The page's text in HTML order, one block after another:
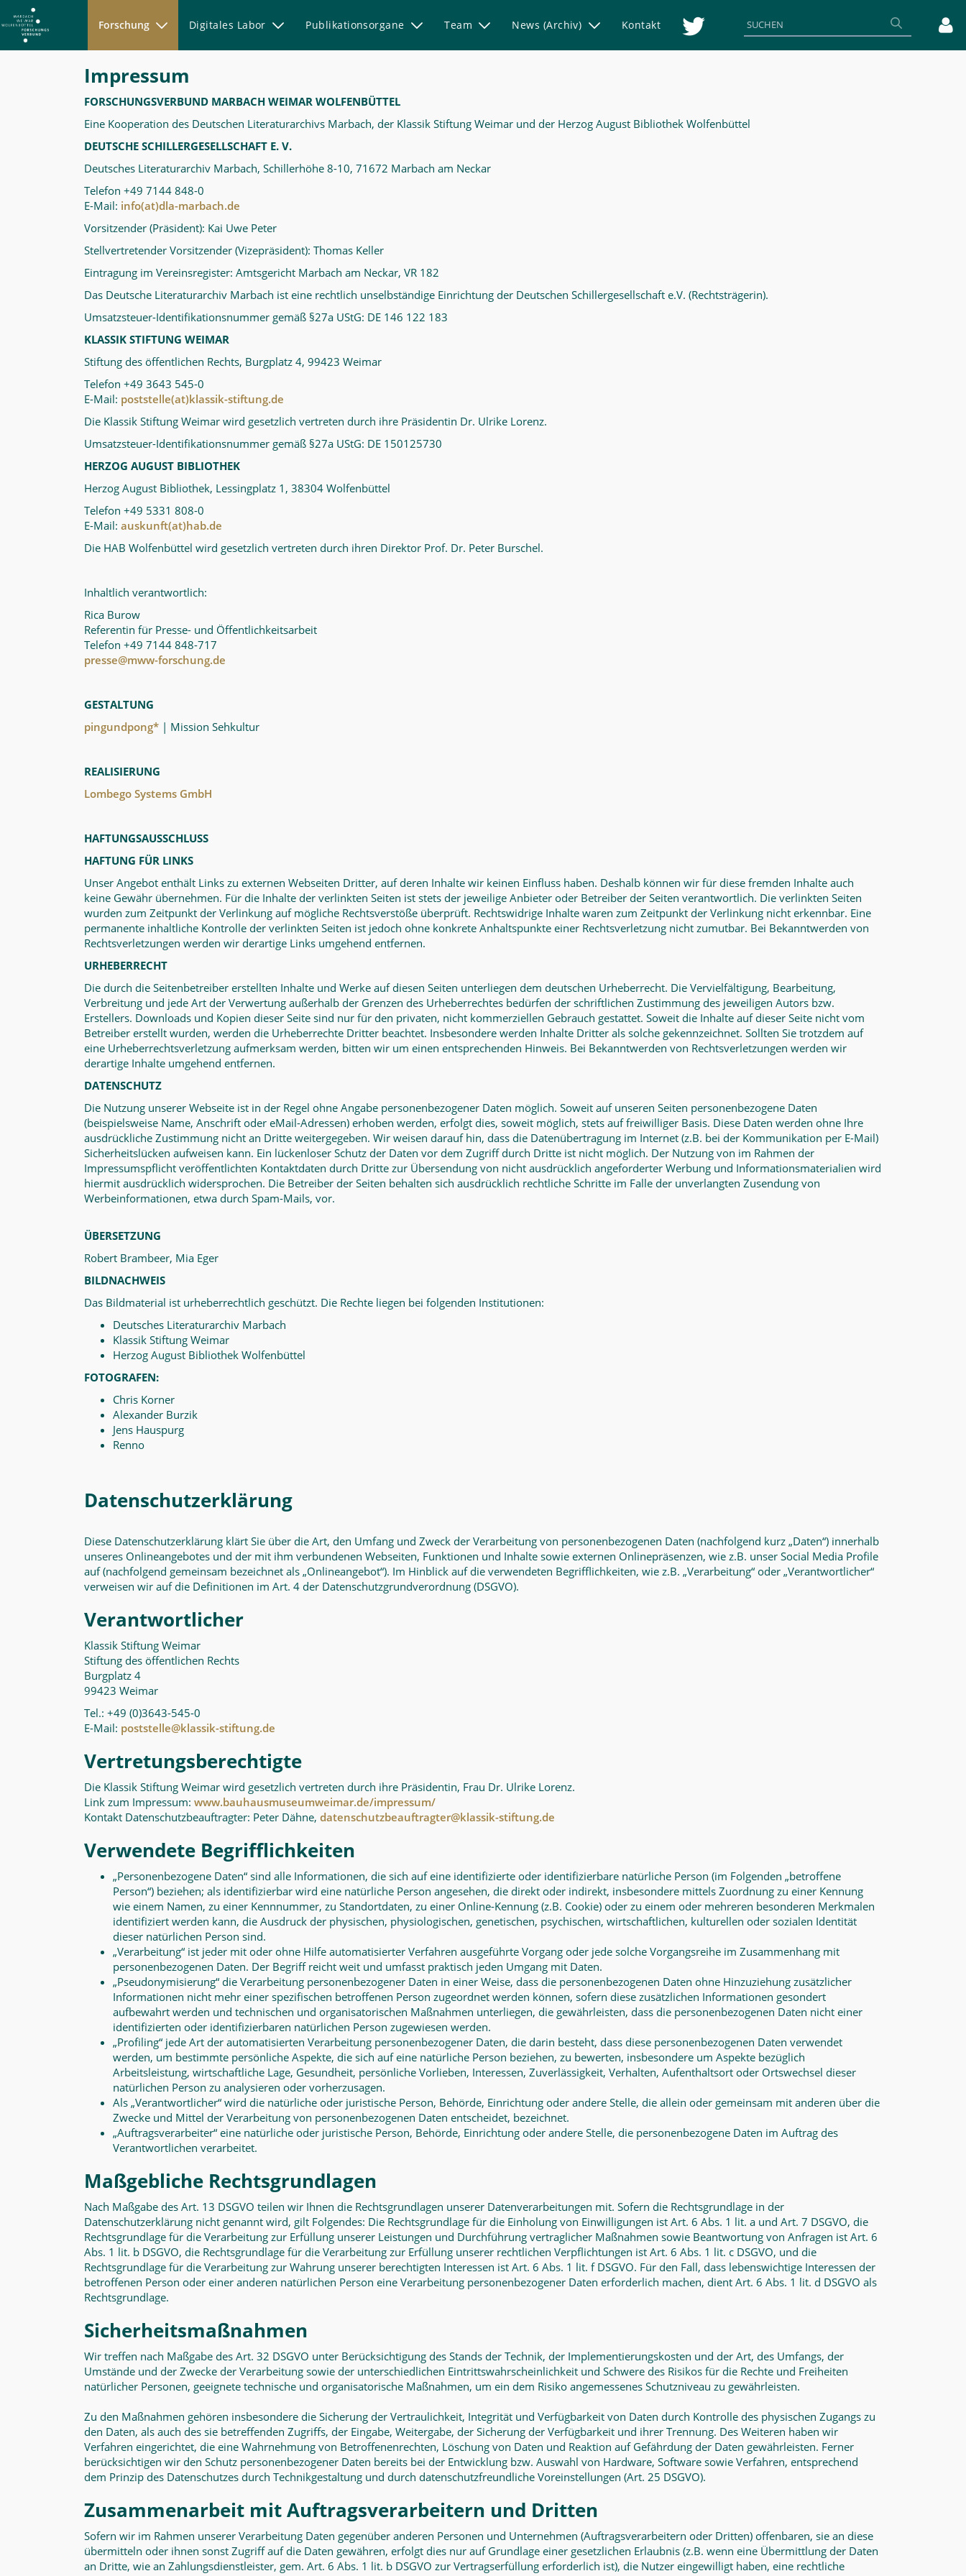
Forschung Digitales Labor Publikationsorgane Team News (Archiv) Kontakt
MWW-
Forschung
Impressum
FORSCHUNGSVERBUND MARBACH WEIMAR WOLFENBÜTTEL
Eine Kooperation des Deutschen Literaturarchivs Marbach, der Klassik Stiftung Weimar und der Herzog August Bibliothek Wolfenbüttel
DEUTSCHE SCHILLERGESELLSCHAFT E. V.
Deutsches Literaturarchiv Marbach, Schillerhöhe 8-10, 71672 Marbach am Neckar
Telefon +49 7144 848-0
E-Mail: info(at)dla-marbach.de
Vorsitzender (Präsident): Kai Uwe Peter
Stellvertretender Vorsitzender (Vizepräsident): Thomas Keller
Eintragung im Vereinsregister: Amtsgericht Marbach am Neckar, VR 182
Das Deutsche Literaturarchiv Marbach ist eine rechtlich unselbständige Einrichtung der Deutschen Schillergesellschaft e.V. (Rechtsträgerin).
Umsatzsteuer-Identifikationsnummer gemäß §27a UStG: DE 146 122 183
KLASSIK STIFTUNG WEIMAR
Stiftung des öffentlichen Rechts, Burgplatz 4, 99423 Weimar
Telefon +49 3643 545-0
E-Mail: poststelle(at)klassik-stiftung.de
Die Klassik Stiftung Weimar wird gesetzlich vertreten durch ihre Präsidentin Dr. Ulrike Lorenz.
Umsatzsteuer-Identifikationsnummer gemäß §27a UStG: DE 150125730
HERZOG AUGUST BIBLIOTHEK
Herzog August Bibliothek, Lessingplatz 1, 38304 Wolfenbüttel
Telefon +49 5331 808-0
E-Mail: auskunft(at)hab.de
Die HAB Wolfenbüttel wird gesetzlich vertreten durch ihren Direktor Prof. Dr. Peter Burschel.
Inhaltlich verantwortlich:
Rica Burow
Referentin für Presse- und Öffentlichkeitsarbeit
Telefon +49 7144 848-717
presse@mww-forschung.de
GESTALTUNG
pingundpong* | Mission Sehkultur
REALISIERUNG
Lombego Systems GmbH
HAFTUNGSAUSSCHLUSS
HAFTUNG FÜR LINKS
Unser Angebot enthält Links zu externen Webseiten Dritter, auf deren Inhalte wir keinen Einfluss haben. Deshalb können wir für diese fremden Inhalte auch
keine Gewähr übernehmen. Für die Inhalte der verlinkten Seiten ist stets der jeweilige Anbieter oder Betreiber der Seiten verantwortlich. Die verlinkten Seiten
wurden zum Zeitpunkt der Verlinkung auf mögliche Rechtsverstöße überprüft. Rechtswidrige Inhalte waren zum Zeitpunkt der Verlinkung nicht erkennbar. Eine
permanente inhaltliche Kontrolle der verlinkten Seiten ist jedoch ohne konkrete Anhaltspunkte einer Rechtsverletzung nicht zumutbar. Bei Bekanntwerden von
Rechtsverletzungen werden wir derartige Links umgehend entfernen.
URHEBERRECHT
Die durch die Seitenbetreiber erstellten Inhalte und Werke auf diesen Seiten unterliegen dem deutschen Urheberrecht. Die Vervielfältigung, Bearbeitung,
Verbreitung und jede Art der Verwertung außerhalb der Grenzen des Urheberrechtes bedürfen der schriftlichen Zustimmung des jeweiligen Autors bzw.
Erstellers. Downloads und Kopien dieser Seite sind nur für den privaten, nicht kommerziellen Gebrauch gestattet. Soweit die Inhalte auf dieser Seite nicht vom
Betreiber erstellt wurden, werden die Urheberrechte Dritter beachtet. Insbesondere werden Inhalte Dritter als solche gekennzeichnet. Sollten Sie trotzdem auf
eine Urheberrechtsverletzung aufmerksam werden, bitten wir um einen entsprechenden Hinweis. Bei Bekanntwerden von Rechtsverletzungen werden wir
derartige Inhalte umgehend entfernen.
DATENSCHUTZ
Die Nutzung unserer Webseite ist in der Regel ohne Angabe personenbezogener Daten möglich. Soweit auf unseren Seiten personenbezogene Daten
(beispielsweise Name, Anschrift oder eMail-Adressen) erhoben werden, erfolgt dies, soweit möglich, stets auf freiwilliger Basis. Diese Daten werden ohne Ihre
ausdrückliche Zustimmung nicht an Dritte weitergegeben. Wir weisen darauf hin, dass die Datenübertragung im Internet (z.B. bei der Kommunikation per E-Mail)
Sicherheitslücken aufweisen kann. Ein lückenloser Schutz der Daten vor dem Zugriff durch Dritte ist nicht möglich. Der Nutzung von im Rahmen der
Impressumspflicht veröffentlichten Kontaktdaten durch Dritte zur Übersendung von nicht ausdrücklich angeforderter Werbung und Informationsmaterialien wird
hiermit ausdrücklich widersprochen. Die Betreiber der Seiten behalten sich ausdrücklich rechtliche Schritte im Falle der unverlangten Zusendung von
Werbeinformationen, etwa durch Spam-Mails, vor.
ÜBERSETZUNG
Robert Brambeer, Mia Eger
BILDNACHWEIS
Das Bildmaterial ist urheberrechtlich geschützt. Die Rechte liegen bei folgenden Institutionen:
Deutsches Literaturarchiv Marbach
Klassik Stiftung Weimar
Herzog August Bibliothek Wolfenbüttel
FOTOGRAFEN:
Chris Korner
Alexander Burzik
Jens Hauspurg
Renno
Datenschutzerklärung
Diese Datenschutzerklärung klärt Sie über die Art, den Umfang und Zweck der Verarbeitung von personenbezogenen Daten (nachfolgend kurz „Daten“) innerhalb
unseres Onlineangebotes und der mit ihm verbundenen Webseiten, Funktionen und Inhalte sowie externen Onlinepräsenzen, wie z.B. unser Social Media Profile
auf (nachfolgend gemeinsam bezeichnet als „Onlineangebot“). Im Hinblick auf die verwendeten Begrifflichkeiten, wie z.B. „Verarbeitung“ oder „Verantwortlicher“
verweisen wir auf die Definitionen im Art. 4 der Datenschutzgrundverordnung (DSGVO).
Verantwortlicher
Klassik Stiftung Weimar
Stiftung des öffentlichen Rechts
Burgplatz 4
99423 Weimar
Tel.: +49 (0)3643-545-0
E-Mail: poststelle@klassik-stiftung.de
Vertretungsberechtigte
Die Klassik Stiftung Weimar wird gesetzlich vertreten durch ihre Präsidentin, Frau Dr. Ulrike Lorenz.
Link zum Impressum: www.bauhausmuseumweimar.de/impressum/
Kontakt Datenschutzbeauftragter: Peter Dähne, datenschutzbeauftragter@klassik-stiftung.de
Verwendete Begrifflichkeiten
„Personenbezogene Daten“ sind alle Informationen, die sich auf eine identifizierte oder identifizierbare natürliche Person (im Folgenden „betroffene
Person“) beziehen; als identifizierbar wird eine natürliche Person angesehen, die direkt oder indirekt, insbesondere mittels Zuordnung zu einer Kennung
wie einem Namen, zu einer Kennnummer, zu Standortdaten, zu einer Online-Kennung (z.B. Cookie) oder zu einem oder mehreren besonderen Merkmalen
identifiziert werden kann, die Ausdruck der physischen, physiologischen, genetischen, psychischen, wirtschaftlichen, kulturellen oder sozialen Identität
dieser natürlichen Person sind.
„Verarbeitung“ ist jeder mit oder ohne Hilfe automatisierter Verfahren ausgeführte Vorgang oder jede solche Vorgangsreihe im Zusammenhang mit
personenbezogenen Daten. Der Begriff reicht weit und umfasst praktisch jeden Umgang mit Daten.
„Pseudonymisierung“ die Verarbeitung personenbezogener Daten in einer Weise, dass die personenbezogenen Daten ohne Hinzuziehung zusätzlicher
Informationen nicht mehr einer spezifischen betroffenen Person zugeordnet werden können, sofern diese zusätzlichen Informationen gesondert
aufbewahrt werden und technischen und organisatorischen Maßnahmen unterliegen, die gewährleisten, dass die personenbezogenen Daten nicht einer
identifizierten oder identifizierbaren natürlichen Person zugewiesen werden.
„Profiling“ jede Art der automatisierten Verarbeitung personenbezogener Daten, die darin besteht, dass diese personenbezogenen Daten verwendet
werden, um bestimmte persönliche Aspekte, die sich auf eine natürliche Person beziehen, zu bewerten, insbesondere um Aspekte bezüglich
Arbeitsleistung, wirtschaftliche Lage, Gesundheit, persönliche Vorlieben, Interessen, Zuverlässigkeit, Verhalten, Aufenthaltsort oder Ortswechsel dieser
natürlichen Person zu analysieren oder vorherzusagen.
Als „Verantwortlicher“ wird die natürliche oder juristische Person, Behörde, Einrichtung oder andere Stelle, die allein oder gemeinsam mit anderen über die
Zwecke und Mittel der Verarbeitung von personenbezogenen Daten entscheidet, bezeichnet.
„Auftragsverarbeiter“ eine natürliche oder juristische Person, Behörde, Einrichtung oder andere Stelle, die personenbezogene Daten im Auftrag des
Verantwortlichen verarbeitet.
Maßgebliche Rechtsgrundlagen
Nach Maßgabe des Art. 13 DSGVO teilen wir Ihnen die Rechtsgrundlagen unserer Datenverarbeitungen mit. Sofern die Rechtsgrundlage in der
Datenschutzerklärung nicht genannt wird, gilt Folgendes: Die Rechtsgrundlage für die Einholung von Einwilligungen ist Art. 6 Abs. 1 lit. a und Art. 7 DSGVO, die
Rechtsgrundlage für die Verarbeitung zur Erfüllung unserer Leistungen und Durchführung vertraglicher Maßnahmen sowie Beantwortung von Anfragen ist Art. 6
Abs. 1 lit. b DSGVO, die Rechtsgrundlage für die Verarbeitung zur Erfüllung unserer rechtlichen Verpflichtungen ist Art. 6 Abs. 1 lit. c DSGVO, und die
Rechtsgrundlage für die Verarbeitung zur Wahrung unserer berechtigten Interessen ist Art. 6 Abs. 1 lit. f DSGVO. Für den Fall, dass lebenswichtige Interessen der
betroffenen Person oder einer anderen natürlichen Person eine Verarbeitung personenbezogener Daten erforderlich machen, dient Art. 6 Abs. 1 lit. d DSGVO als
Rechtsgrundlage.
Sicherheitsmaßnahmen
Wir treffen nach Maßgabe des Art. 32 DSGVO unter Berücksichtigung des Stands der Technik, der Implementierungskosten und der Art, des Umfangs, der
Umstände und der Zwecke der Verarbeitung sowie der unterschiedlichen Eintrittswahrscheinlichkeit und Schwere des Risikos für die Rechte und Freiheiten
natürlicher Personen, geeignete technische und organisatorische Maßnahmen, um ein dem Risiko angemessenes Schutzniveau zu gewährleisten.
Zu den Maßnahmen gehören insbesondere die Sicherung der Vertraulichkeit, Integrität und Verfügbarkeit von Daten durch Kontrolle des physischen Zugangs zu
den Daten, als auch des sie betreffenden Zugriffs, der Eingabe, Weitergabe, der Sicherung der Verfügbarkeit und ihrer Trennung. Des Weiteren haben wir
Verfahren eingerichtet, die eine Wahrnehmung von Betroffenenrechten, Löschung von Daten und Reaktion auf Gefährdung der Daten gewährleisten. Ferner
berücksichtigen wir den Schutz personenbezogener Daten bereits bei der Entwicklung bzw. Auswahl von Hardware, Software sowie Verfahren, entsprechend
dem Prinzip des Datenschutzes durch Technikgestaltung und durch datenschutzfreundliche Voreinstellungen (Art. 25 DSGVO).
Zusammenarbeit mit Auftragsverarbeitern und Dritten
Sofern wir im Rahmen unserer Verarbeitung Daten gegenüber anderen Personen und Unternehmen (Auftragsverarbeitern oder Dritten) offenbaren, sie an diese
übermitteln oder ihnen sonst Zugriff auf die Daten gewähren, erfolgt dies nur auf Grundlage einer gesetzlichen Erlaubnis (z.B. wenn eine Übermittlung der Daten
an Dritte, wie an Zahlungsdienstleister, gem. Art. 6 Abs. 1 lit. b DSGVO zur Vertragserfüllung erforderlich ist), die Nutzer eingewilligt haben, eine rechtliche